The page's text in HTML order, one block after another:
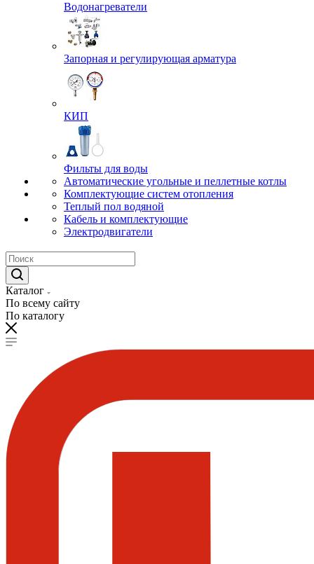
Водонагреватели
Запорная и регулирующая арматура
КИП
Фильты для воды
Автоматические угольные и пеллетные котлы
Комплектующие систем отопления
Теплый пол водяной
Кабель и комплектующие
Электродвигатели
Каталог
По всему сайту
По каталогу